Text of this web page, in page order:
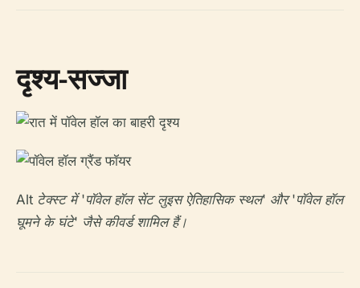
दृश्य-सज्जा
Alt टेक्स्ट में 'पॉवेल हॉल सेंट लुइस ऐतिहासिक स्थल' और 'पॉवेल हॉल
घूमने के घंटे' जैसे कीवर्ड शामिल हैं।